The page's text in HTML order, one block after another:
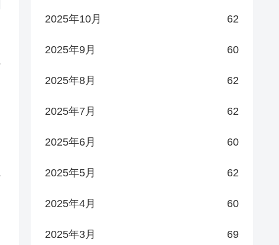
2025年10月 62
2025年9月 60
2025年8月 62
2025年7月 62
2025年6月 60
2025年5月 62
2025年4月 60
2025年3月 69